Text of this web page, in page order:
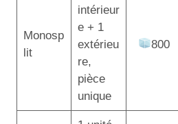
Monosp
lit
intérieur
e + 1
extérieu
re,
pièce
unique
800